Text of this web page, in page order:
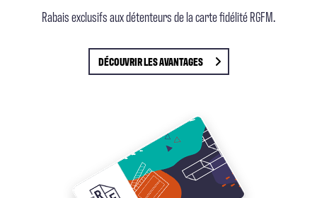
Rabais exclusifs aux détenteurs de la carte fidélité RGFM.
DÉCOUVRIRLES AVANTAGES